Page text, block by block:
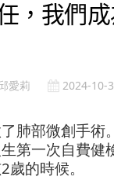
，我們
愛莉 2024-10-
肺部微創手術。
第一次自費健
的時候。